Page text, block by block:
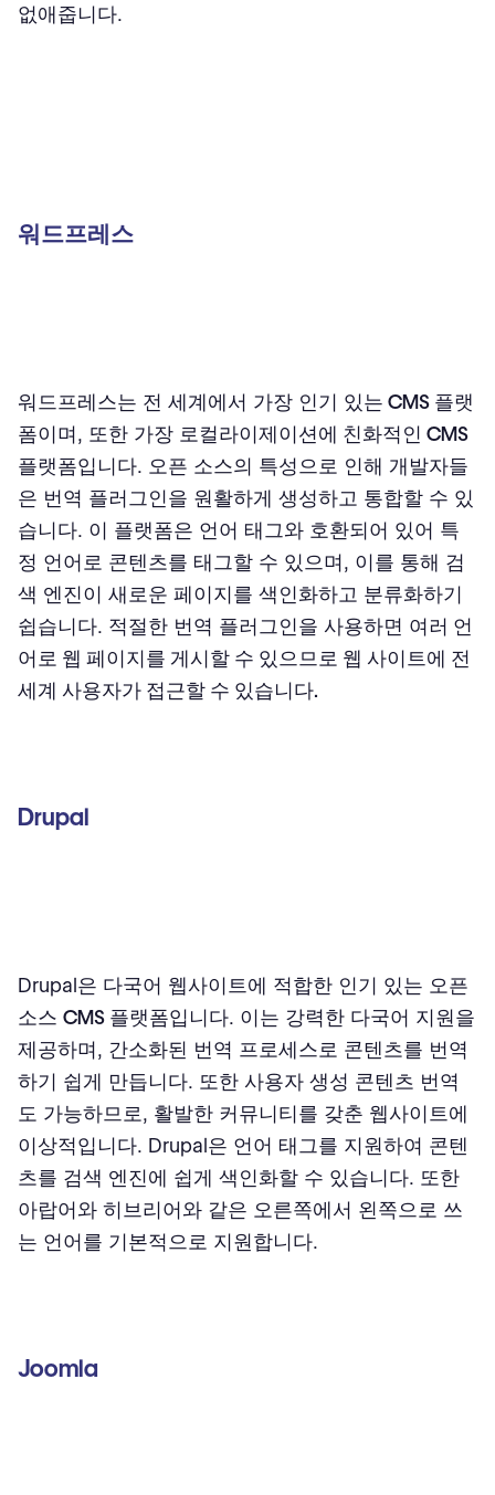
없애줍니다.
워드프레스
워드프레스는 전 세계에서 가장 인기 있는 CMS 플랫
폼이며, 또한 가장 로컬라이제이션에 친화적인 CMS
플랫폼입니다. 오픈 소스의 특성으로 인해 개발자들
은 번역 플러그인을 원활하게 생성하고 통합할 수 있
습니다. 이 플랫폼은 언어 태그와 호환되어 있어 특
정 언어로 콘텐츠를 태그할 수 있으며, 이를 통해 검
색 엔진이 새로운 페이지를 색인화하고 분류화하기
쉽습니다. 적절한 번역 플러그인을 사용하면 여러 언
어로 웹 페이지를 게시할 수 있으므로 웹 사이트에 전
세계 사용자가 접근할 수 있습니다.
Drupal
Drupal은 다국어 웹사이트에 적합한 인기 있는 오픈
소스 CMS 플랫폼입니다. 이는 강력한 다국어 지원을
제공하며, 간소화된 번역 프로세스로 콘텐츠를 번역
하기 쉽게 만듭니다. 또한 사용자 생성 콘텐츠 번역
도 가능하므로, 활발한 커뮤니티를 갖춘 웹사이트에
이상적입니다. Drupal은 언어 태그를 지원하여 콘텐
츠를 검색 엔진에 쉽게 색인화할 수 있습니다. 또한
아랍어와 히브리어와 같은 오른쪽에서 왼쪽으로 쓰
는 언어를 기본적으로 지원합니다.
Joomla